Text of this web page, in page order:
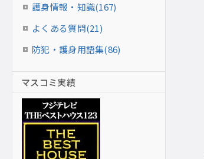
護身情報・知識(167)
よくある質問(21)
防犯・護身用語集(86)
マスコミ実績